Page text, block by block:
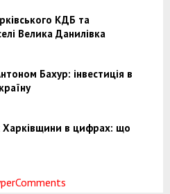
КДБ та
Велика Данилівка
Бахур: інвестиція в
Харківщини в цифрах: що